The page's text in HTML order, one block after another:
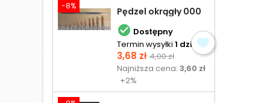
-8% Pędzel okrągły 000
 Dostępny
Termin wysyłki 1 dzień
Cena
3,68 zł Cena
podstawowa
4,00 zł
Najniższa cena:3,60 zł
+2%